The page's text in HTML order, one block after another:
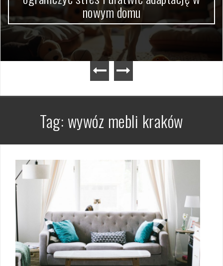
nowym domu
Tag: wywóz mebli kraków